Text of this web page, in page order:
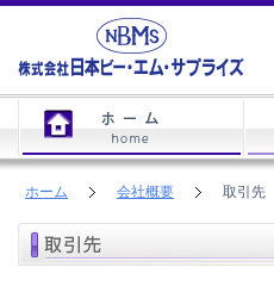
ホーム 会社概要 取引先